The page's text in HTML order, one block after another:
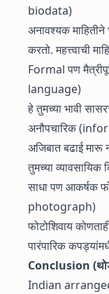
biodata)
अनावश्यक माहितीने
करतो. महत्त्वाची
Formal पण
language)
हे तुमच्या भावी
अनौपचारिक
अजिबात बढाई
तुमच्या व्यावसायिक
साधा पण आकर्षक
photograph)
फोटोशिवाय
पारंपारिक
Conclusion
Indian